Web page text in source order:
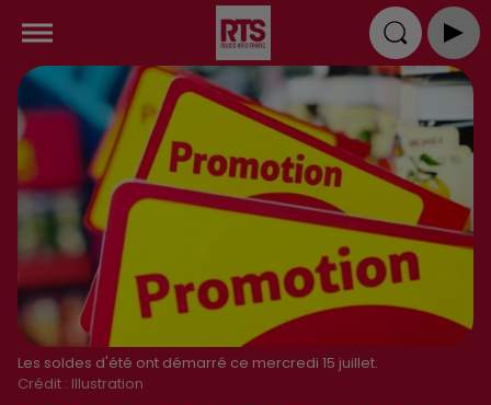
Les soldes d'été ont démarré ce mercredi 15 juillet.
Crédit : Illustration